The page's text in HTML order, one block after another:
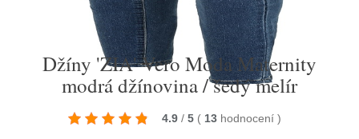
Džíny 'ZIA' Vero Moda Maternity
modrá džínovina / šedý melír
4.9 / 5 ( 13 hodnocení )